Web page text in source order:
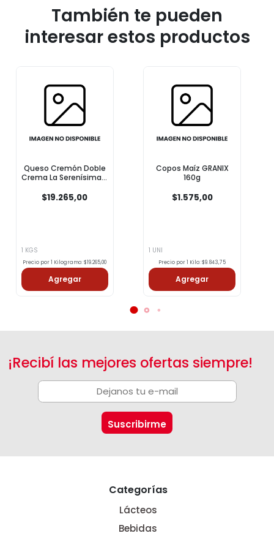
También te pueden
interesar estos productos
Copos Maíz GRANIX
160g
$1.575,00
1 UNI
Precio por 1 Kilo: $9.843,75
Agregar
Jamón Crudo Feteado
El Artesano 100g
$5.549,00
1 UNI
Precio por 1 Kilo: $55.490,00
Agregar
¡Recibí las mejores ofertas siempre!
Categorías
Lácteos
Bebidas